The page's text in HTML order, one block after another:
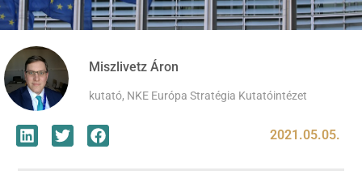
Miszlivetz Áron
kutató, NKE Európa Stratégia Kutatóintézet
2021.05.05.